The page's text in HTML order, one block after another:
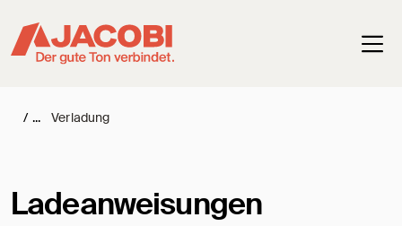
/ Verladung
Ladeanweisungen